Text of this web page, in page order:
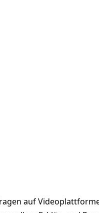
auf